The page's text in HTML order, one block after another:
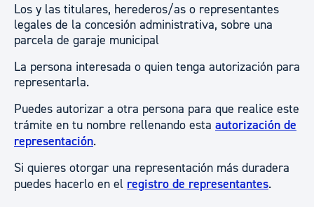
Los y las titulares, herederos/as o representantes
legales de la concesión administrativa, sobre una
parcela de garaje municipal
La persona interesada o quien tenga autorización para
representarla.
Puedes autorizar a otra persona para que realice este
trámite en tu nombre rellenando esta autorización de
representación.
Si quieres otorgar una representación más duradera
puedes hacerlo en el registro de representantes.